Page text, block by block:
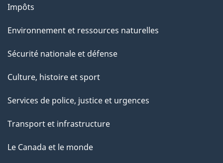
e
Impôts
Environnement et ressources naturelles
Sécurité nationale et défense
Culture, histoire et sport
Services de police, justice et urgences
Transport et infrastructure
Le Canada et le monde